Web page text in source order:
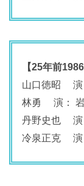
【25年前
山口徳昭 演
林勇 演： 岩
丹野史也 演
冷泉正克 演